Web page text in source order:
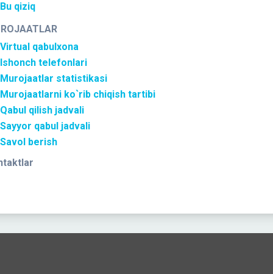
Bu qiziq
Virtual qabulxona
Ishonch telefonlari
Murojaatlar statistikasi
Murojaatlarni ko`rib chiqish tartibi
Qabul qilish jadvali
Sayyor qabul jadvali
Savol berish